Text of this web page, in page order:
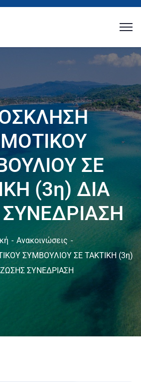
ΣΕ
(3η) ΔΙΑ
Ανακοινώσεις
ΣΥΜΒΟΥΛΙΟΥ ΣΕ ΤΑΚΤΙΚΗ (3η)
ΣΥΝΕΔΡΙΑΣΗ